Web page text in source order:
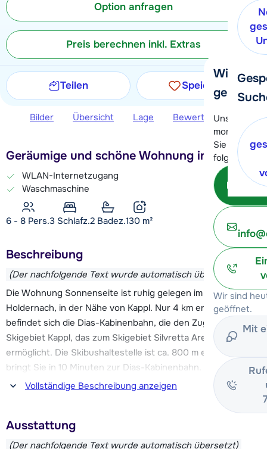
Wir
gerne
Unser
momentan
Sie können
folgenden
Wir sind
geöffnet.
Mit
Option anfragen
Preis berechnen inkl. Extras
Teilen Speichern
Bilder Übersicht Lage Bewertungen
Geräumige und schöne Wohnung in Kappl
WLAN-Internetzugang
Waschmaschine
6 - 8 Pers.3 Schlafz.2 Badez.130 m²
Beschreibung
(Der nachfolgende Text wurde automatisch übersetzt)
Die Wohnung Sonnenseite ist ruhig gelegen im Ortsteil
Holdernach, in der Nähe von Kappl. Nur 4 km entfernt
befindet sich die Dias-Kabinenbahn, die den Zugang zum
Skigebiet Kappl, das zum Skigebiet Silvretta Arena gehört,
ermöglicht. Die Skibushaltestelle ist ca. 800 m entfernt und
bringt Sie in 10 Minuten zur Dias-Kabinenbahn. Suchen Sie
eine größere Herausforderung? Das Skigebiet von Ischgl ist
Die nächstgelegenen Geschäfte und Restaurants befinden
sich im Zentrum von Kappl, das ca. 4 km entfernt ist. In Kappl
Vollständige Beschreibung anzeigen
Ausstattung
(Der nachfolgende Text wurde automatisch übersetzt)